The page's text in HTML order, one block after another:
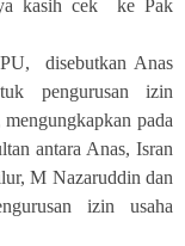
kasih cek ke Pak
disebutkan Anas
pengurusan izin
pada
antara Anas, Isran
M Nazaruddin dan
izin usaha